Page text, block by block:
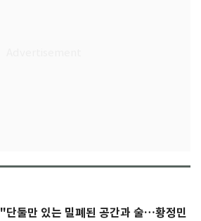
"단둘만 있는 밀폐된 공간과 술…황정민